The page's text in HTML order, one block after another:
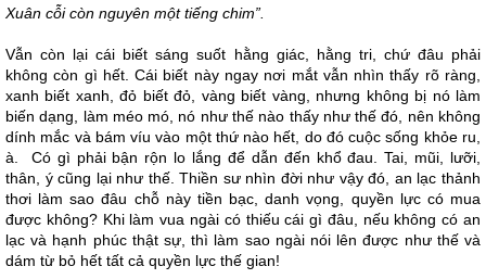
Xuân cỗi còn nguyên một tiếng chim”.
Vẫn còn lại cái biết sáng suốt hằng giác, hằng tri, chứ đâu phải
không còn gì hết. Cái biết này ngay nơi mắt vẫn nhìn thấy rõ ràng,
xanh biết xanh, đỏ biết đỏ, vàng biết vàng, nhưng không bị nó làm
biến dạng, làm méo mó, nó như thế nào thấy như thế đó, nên không
dính mắc và bám víu vào một thứ nào hết, do đó cuộc sống khỏe ru,
à. Có gì phải bận rộn lo lắng để dẫn đến khổ đau. Tai, mũi, lưỡi,
thân, ý cũng lại như thế. Thiền sư nhìn đời như vậy đó, an lạc thảnh
thơi làm sao đâu chỗ này tiền bạc, danh vọng, quyền lực có mua
được không? Khi làm vua ngài có thiếu cái gì đâu, nếu không có an
lạc và hạnh phúc thật sự, thì làm sao ngài nói lên được như thế và
dám từ bỏ hết tất cả quyền lực thế gian!